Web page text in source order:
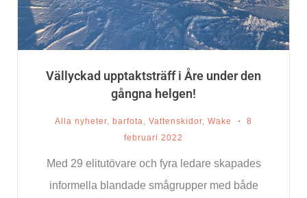
Vällyckad upptaktsträff i Åre under den
gångna helgen!
Alla nyheter barfota Vattenskidor Wake
8
februari 2022
Med 29 elitutövare och fyra ledare skapades
informella blandade smågrupper med både